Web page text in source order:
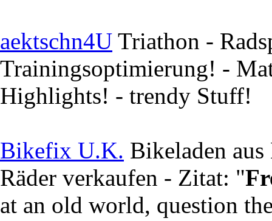
aektschn4U Triathon -
Trainingsoptimierung! -
Highlights! - trendy Stuff!
Bikefix U.K. Bikeladen
Räder verkaufen - Zitat: "
at an old world, question